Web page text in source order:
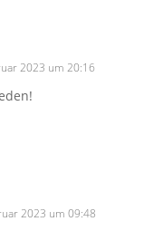
2023 um 20:16
2023 um 09:48